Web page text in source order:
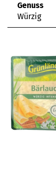
Genuss
Würzig